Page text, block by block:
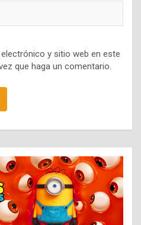
y sitio web en este
que haga un comentario.